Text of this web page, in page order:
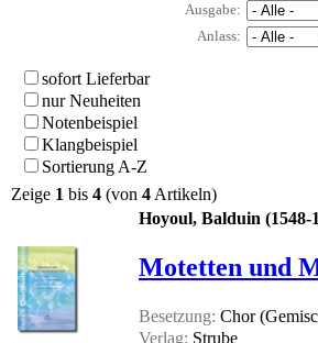
Ausgabe:
Anlass:
sofort Lieferbar
nur Neuheiten
Notenbeispiel
Klangbeispiel
Sortierung A-Z
Zeige 1 bis 4 (von 4Artikeln)
Hoyoul, Balduin (1548-
Motetten und
Besetzung: Chor
Verlag: Strube